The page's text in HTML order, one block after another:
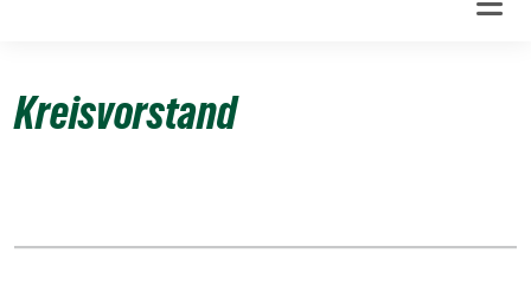
Kreisvorstand